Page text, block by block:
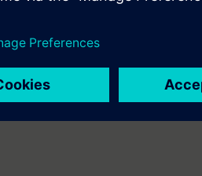
des missions techniques auprès des
de leurs compétences
électrique BR
:
STARTER)